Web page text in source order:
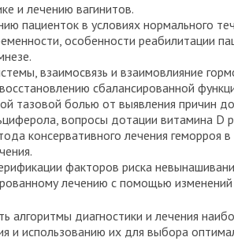
и лечению вагинитов.
пациенток в условиях нормального
особенности реабилитации
взаимосвязь и взаимовлияние
сбалансированной
тазовой болью от выявления причин
вопросы дотации витамина D
консервативного лечения геморроя
факторов риска
лечению с помощью
алгоритмы диагностики и лечения
и использованию их для выбора